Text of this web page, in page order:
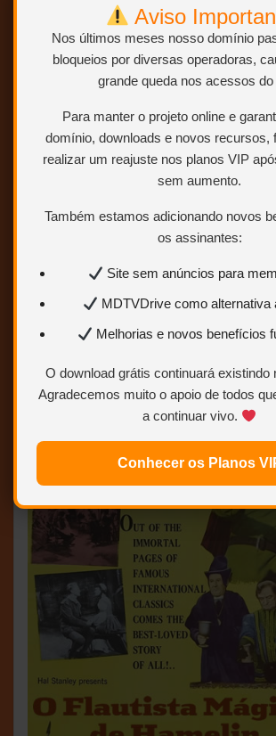
Aviso
Nos últimos meses nosso domínio
bloqueios por diversas operadoras,
grande queda nos acessos do
Para manter o projeto online e
domínio, downloads e novos recursos,
realizar um reajuste nos planos VIP
sem aumento.
Também estamos adicionando novos
os assinantes:
Site sem anúncios para
MDTVDrive como alternativa
Melhorias e novos benefícios
O download grátis continuará existindo
Agradecemos muito o apoio de todos
a continuar vivo.
Conhecer os Planos
EXCLUSIVO Áudio completo
qualidade
ABRIR POSTAGEM <<<
1957 – (Dual Áudio/
DL 1080p